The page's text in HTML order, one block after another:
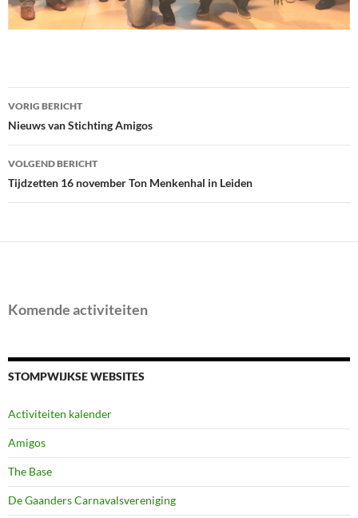
Bericht
navigatie
VORIG BERICHT
Nieuws van Stichting Amigos
VOLGEND BERICHT
Tijdzetten 16 november Ton Menkenhal in Leiden
Komende activiteiten
STOMPWIJKSE WEBSITES
Activiteiten kalender
Amigos
The Base
De Gaanders Carnavalsvereniging